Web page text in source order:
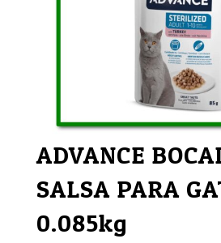
ADVANCE
SALSA PARA
0.085kg